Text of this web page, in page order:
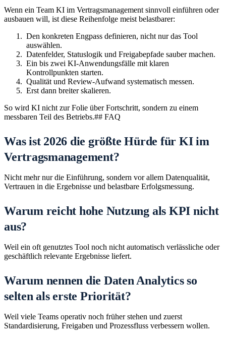
Wenn ein Team KI im Vertragsmanagement sinnvoll einführen oder
ausbauen will, ist diese Reihenfolge meist belastbarer:
Den konkreten Engpass definieren, nicht nur das Tool
auswählen.
Datenfelder, Statuslogik und Freigabepfade sauber machen.
Ein bis zwei KI-Anwendungsfälle mit klaren
Kontrollpunkten starten.
Qualität und Review-Aufwand systematisch messen.
Erst dann breiter skalieren.
So wird KI nicht zur Folie über Fortschritt, sondern zu einem
messbaren Teil des Betriebs.## FAQ
Was ist 2026 die größte Hürde für KI im
Vertragsmanagement?
Nicht mehr nur die Einführung, sondern vor allem Datenqualität,
Vertrauen in die Ergebnisse und belastbare Erfolgsmessung.
Warum reicht hohe Nutzung als KPI nicht
aus?
Weil ein oft genutztes Tool noch nicht automatisch verlässliche oder
geschäftlich relevante Ergebnisse liefert.
Warum nennen die Daten Analytics so
selten als erste Priorität?
Weil viele Teams operativ noch früher stehen und zuerst
Standardisierung, Freigaben und Prozessfluss verbessern wollen.